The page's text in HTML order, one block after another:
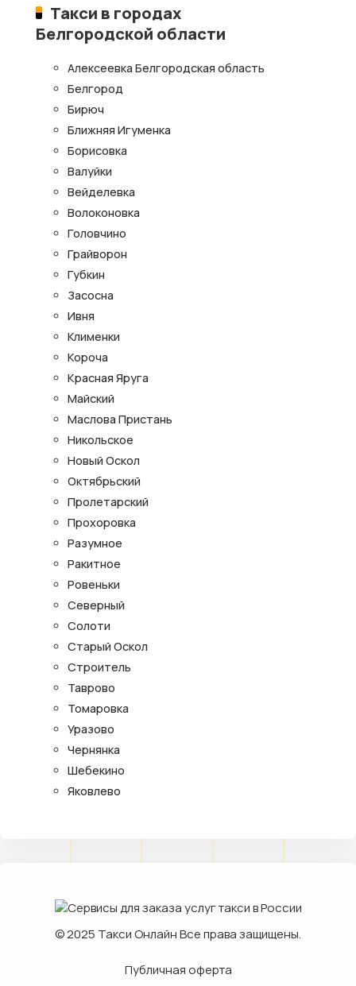
Такси в городах
Белгородской области
Алексеевка Белгородская область
Белгород
Бирюч
Ближняя Игуменка
Борисовка
Валуйки
Вейделевка
Волоконовка
Головчино
Грайворон
Губкин
Засосна
Ивня
Клименки
Короча
Красная Яруга
Майский
Маслова Пристань
Никольское
Новый Оскол
Октябрьский
Пролетарский
Прохоровка
Разумное
Ракитное
Ровеньки
Северный
Солоти
Старый Оскол
Строитель
Таврово
Томаровка
Уразово
Чернянка
Шебекино
Яковлево
© 2025 Такси ОнлайнВсе права защищены.
Публичная оферта